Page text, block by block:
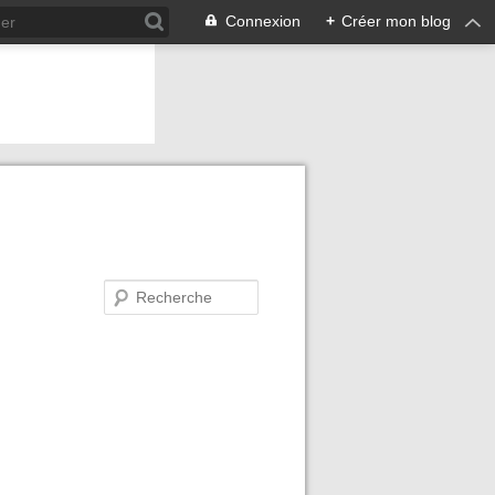
Connexion + Créer mon blog